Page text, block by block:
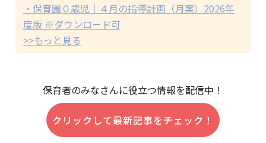
・保育園０歳児｜４月の指導計画（月案）2026年
度版 ※ダウンロード可
>>もっと見る
保育者のみなさんに役立つ情報を配信中！
クリックして最新記事をチェック！